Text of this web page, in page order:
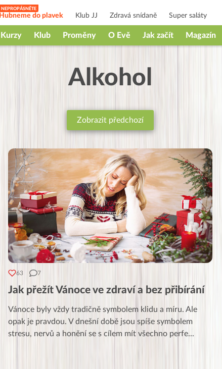
Hubneme do plavek Klub JJ Zdravá snídaně Super saláty
Kurzy Klub Proměny O Evě Jak začít Magazín
Alkohol
Zobrazit předchozí
63 7
Jak přežít Vánoce ve zdraví a bez přibírání
Vánoce byly vždy tradičně symbolem klidu a míru. Ale
opak je pravdou. V dnešní době jsou spíše symbolem
stresu, nervů a honění se s cílem mít všechno perfe...